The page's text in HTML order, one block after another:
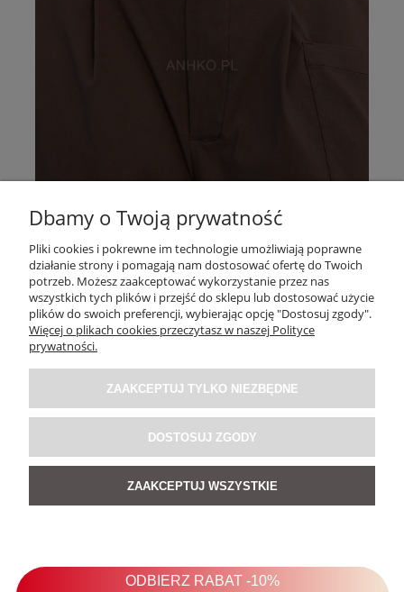
Pasek Lock & Luxe Brązowy
Dbamy o Twoją prywatność
Pliki cookies i pokrewne im technologie umożliwiają poprawne
działanie strony i pomagają nam dostosować ofertę do Twoich
potrzeb. Możesz zaakceptować wykorzystanie przez nas
wszystkich tych plików i przejść do sklepu lub dostosować użycie
plików do swoich preferencji, wybierając opcję "Dostosuj zgody".
Więcej o plikach cookies przeczytasz w naszej Polityce
prywatności.
ZAAKCEPTUJ TYLKO NIEZBĘDNE
DOSTOSUJ ZGODY
ZAAKCEPTUJ WSZYSTKIE